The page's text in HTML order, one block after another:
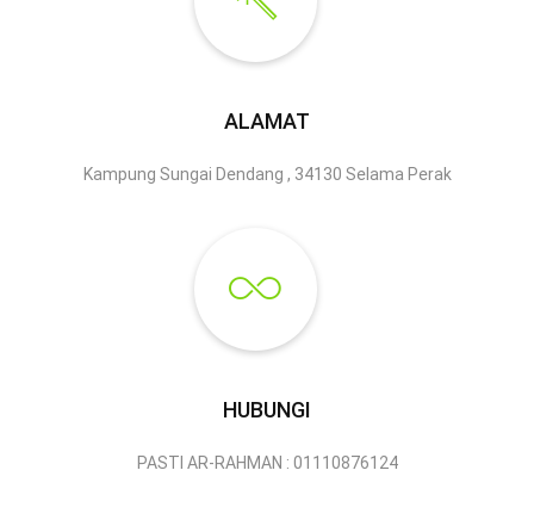
ALAMAT
Kampung Sungai Dendang , 34130 Selama Perak
HUBUNGI
PASTI AR-RAHMAN : 01110876124